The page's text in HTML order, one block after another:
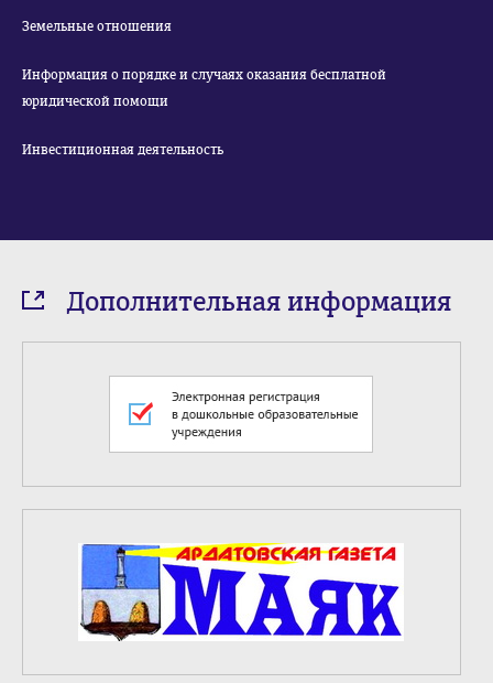
Земельные отношения
Информация о порядке и случаях оказания бесплатной
юридической помощи
Инвестиционная деятельность
Дополнительная информация